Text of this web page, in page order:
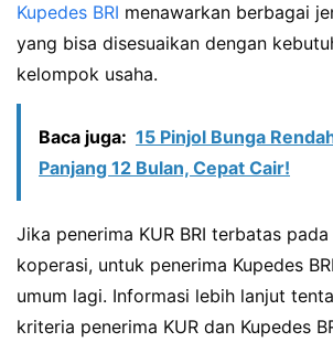
Kupedes BRI menawarkan berbagai
yang bisa disesuaikan dengan
kelompok usaha.
Baca juga: 15 Pinjol Bunga
Panjang 12 Bulan, Cepat Cair!
Jika penerima KUR BRI terbatas
koperasi, untuk penerima Kupedes
umum lagi. Informasi lebih lanjut
kriteria penerima KUR dan Kupedes